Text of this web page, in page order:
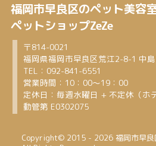
福岡市早良区のペット美容
ペットショップZeZe
〒814-0021
福岡県福岡市早良区荒江2-8-1 中
TEL： 092-841-6551
営業時間：10：00～19：00
定休日：毎週水曜日 + 不定休（ホ
動管第 E0302075
Copyright© 2015 - 2026 福岡市早